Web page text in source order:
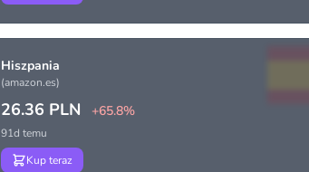
Hiszpania
(amazon.es)
26.36 PLN +65.8%
91d temu
Kup teraz